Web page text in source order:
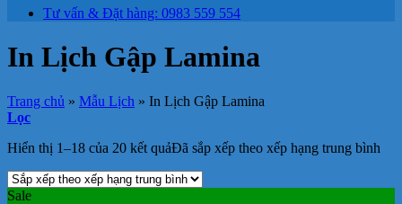
Tư vấn & Đặt hàng: 0983 559 554
In Lịch Gập Lamina
Trang chủ » Mẫu Lịch » In Lịch Gập Lamina
Lọc
Hiển thị 1–18 của 20 kết quảĐã sắp xếp theo xếp hạng trung bình
Sale